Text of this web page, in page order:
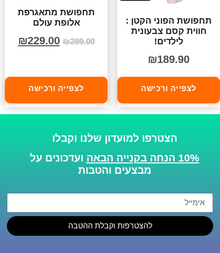
תחפושת הפוני הקטן :
חווית קסם צבעונית
לילדים!
₪189.90
לצפייה ורכישה
תחפושת מתאגרפת
אלופת עולם
₪289.00
₪229.00
לצפייה ורכישה
הצטרפו למועדון שלנו וקבלו
10% הנחה בקנייה הבאה
ועדכונים על
מבצעים והטבות
להצטרפות וקבלת ההטבה